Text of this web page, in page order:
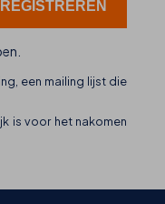
een mailing lijst die
is voor het nakomen